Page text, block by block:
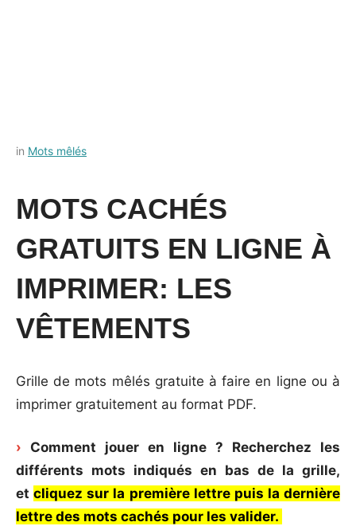
Posted
août
by
in Mots mêlés
MOTS CACHÉS
GRATUITS EN LIGNE À
IMPRIMER: LES
VÊTEMENTS
Grille de mots mêlés gratuite à faire en ligne ou à
imprimer gratuitement au format PDF.
› Comment jouer en ligne ? Recherchez les
différents mots indiqués en bas de la grille,
et cliquez sur la première lettre puis la dernière
lettre des mots cachés pour les valider.